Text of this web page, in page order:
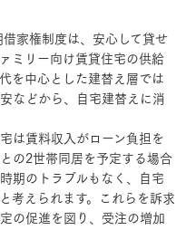
家権制度は、安心して貸せ
ミリー向け賃貸住宅の供給
を中心とした建替え層では
などから、自宅建替えに消
は賃料収入がローン負担を
の2世帯同居を予定する場合
期のトラブルもなく、自宅
考えられます。これらを訴求
の促進を図り、受注の増加